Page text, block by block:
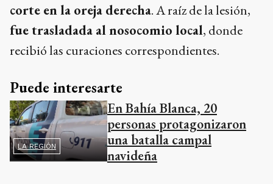
corte en la oreja derecha. A raíz de la lesión,
fue trasladada al nosocomio local, donde
recibió las curaciones correspondientes.
Puede interesarte
LA REGIÓN
En Bahía Blanca, 20
personas protagonizaron
una batalla campal
navideña